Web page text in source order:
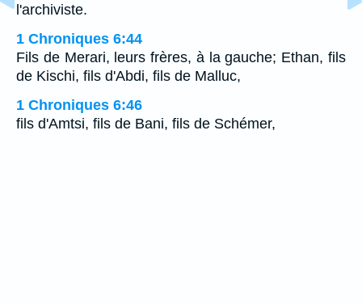
l'archiviste.
1 Chroniques 6:44
Fils de Merari, leurs frères, à la gauche; Ethan, fils
de Kischi, fils d'Abdi, fils de Malluc,
1 Chroniques 6:46
fils d'Amtsi, fils de Bani, fils de Schémer,